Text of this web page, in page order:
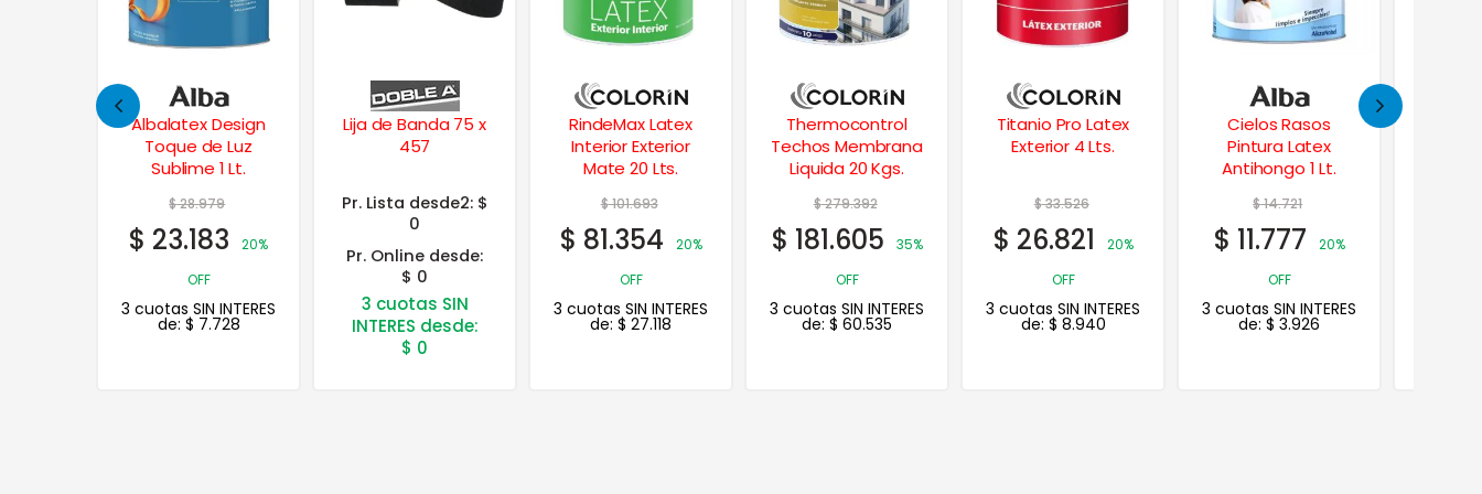
Lija de Banda 75 x
457
Pr. Lista desde2:
0
Pr. Online desde:
$ 0
3 cuotas SIN
INTERES desde:
RindeMax Latex
Interior Exterior
$101.693
81.354
OFF
3 cuotas SIN INTERES
de:$27.118
Thermocontrol
Techos Membrana
Liquida 20 Kgs.
$279.392
$181.605
35%
OFF
3 cuotas SIN INTERES
de: $60.535
Titanio Pro Latex
Exterior 4 Lts.
$33.526
$ 26.821
20%
OFF
3 cuotas SIN INTERES
de:$ 8.940
Cielos Rasos
Pintura Latex
$14.721
$ 11.777
20%
OFF
3 cuotas SIN INTERES
de:$ 3.926
Rodillo Tomy
Antigota 22 cm.
$7.112
$ 5.690
20%
OFF
3 cuotas SIN INTERES
de:$ 1.897